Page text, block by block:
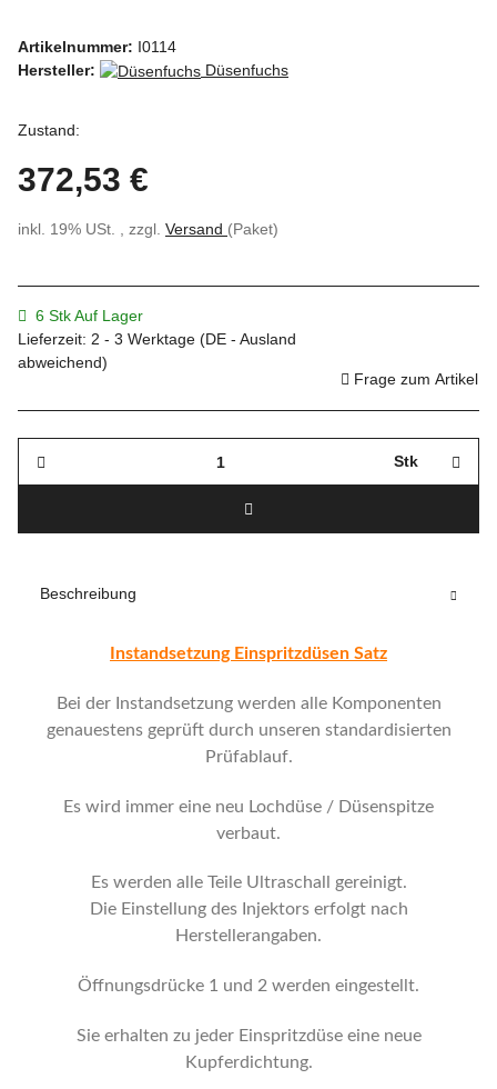
Artikelnummer: I0114
Hersteller:
Düsenfuchs
Zustand:
372,53 €
inkl. 19% USt. , zzgl. Versand (Paket)
6 Stk Auf Lager
Lieferzeit: 2 - 3 Werktage (DE - Ausland
abweichend)
Frage zum Artikel
Stk
Beschreibung
Instandsetzung Einspritzdüsen Satz
Bei der Instandsetzung werden alle Komponenten
genauestens geprüft durch unseren standardisierten
Prüfablauf.
Es wird immer eine neu Lochdüse / Düsenspitze
verbaut.
Es werden alle Teile Ultraschall gereinigt.
Die Einstellung des Injektors erfolgt nach
Herstellerangaben.
Öffnungsdrücke 1 und 2 werden eingestellt.
Sie erhalten zu jeder Einspritzdüse eine neue
Kupferdichtung.